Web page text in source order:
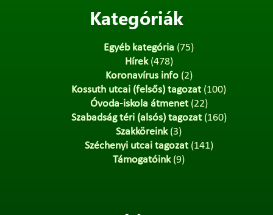
Kategóriák
Egyéb kategória (75)
Hírek(478)
Koronavírus info(2)
Kossuth utcai (felsős) tagozat(100)
Óvoda-iskola átmenet(22)
Szabadság téri (alsós) tagozat(160)
Szakköreink(3)
Széchenyi utcai tagozat(141)
Támogatóink(9)